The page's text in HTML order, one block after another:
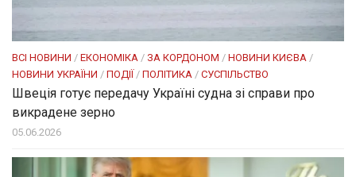
ВСІ НОВИНИ / ЕКОНОМІКА / ЗА КОРДОНОМ / НОВИНИ КИЄВА /
НОВИНИ УКРАЇНИ / ПОДІЇ/ ПОЛІТИКА / СУСПІЛЬСТВО
Швеція готує передачу Україні судна зі справи про
викрадене зерно
05.06.2026